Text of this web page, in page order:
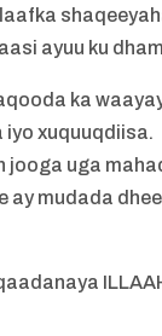
ayuu ku
ka
iyo xuquuqdiisa.
jooga uga
ay mudada